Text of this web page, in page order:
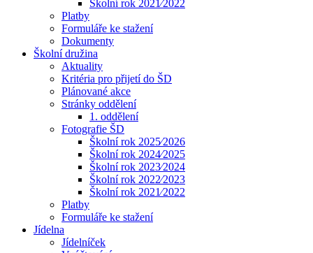
Školní rok 2021⁄2022
Platby
Formuláře ke stažení
Dokumenty
Školní družina
Aktuality
Kritéria pro přijetí do ŠD
Plánované akce
Stránky oddělení
1. oddělení
Fotografie ŠD
Školní rok 2025⁄2026
Školní rok 2024⁄2025
Školní rok 2023⁄2024
Školní rok 2022⁄2023
Školní rok 2021⁄2022
Platby
Formuláře ke stažení
Jídelna
Jídelníček